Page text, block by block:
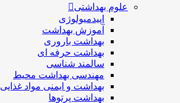
علوم بهداشتی
اپیدمیولوژی
آموزش بهداشت
بهداشت باروری
بهداشت حرفه ای
سالمند شناسی
مهندسی بهداشت محيط
بهداشت و ایمنی مواد غذایی
بهداشت پرتوها